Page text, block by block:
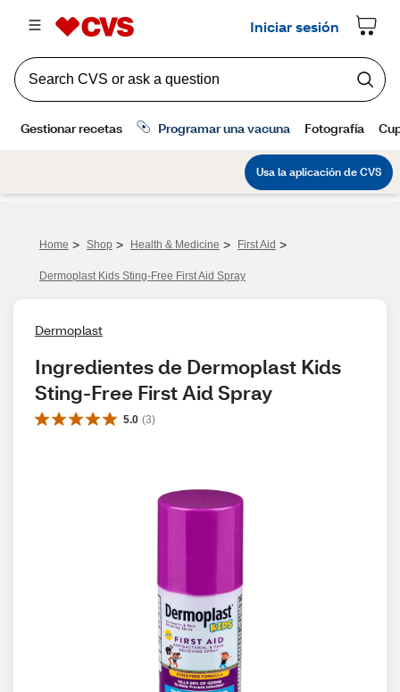
Home > Shop > Health & Medicine > First Aid >
Dermoplast Kids Sting-Free First Aid Spray
Dermoplast
Ingredientes de Dermoplast Kids
Sting-Free First Aid Spray
5.0 (3)